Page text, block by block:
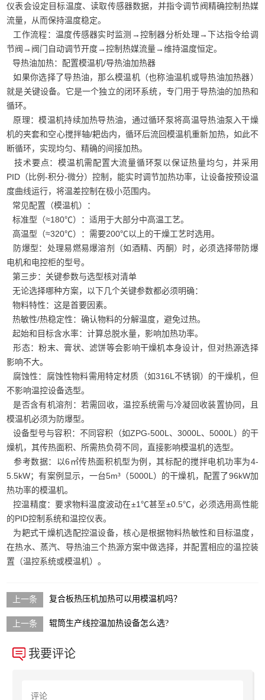
仪表会设定目标温度、读取传感器数据，并指令调节阀精确控制热媒
流量，从而保持温度稳定。
工作流程：温度传感器实时监测→控制器分析处理→下达指令给调
节阀→阀门自动调节开度→控制热媒流量→维持温度恒定。
导热油加热：配置模温机/导热油加热器
如果你选择了导热油，那么模温机（也称油温机或导热油加热器）
就是关键设备。它是一个独立的闭环系统，专门用于导热油的加热和
循环。
原理：模温机持续加热导热油，通过循环泵将高温导热油泵入干燥
机的夹套和空心搅拌轴/耙齿内，循环后流回模温机重新加热，如此不
断循环，实现均匀、精确的间接加热。
技术要点：模温机需配置大流量循环泵以保证热量均匀，并采用
PID（比例-积分-微分）控制，能实时调节加热功率，让设备按预设温
度曲线运行，将温差控制在极小范围内。
常见配置（模温机）：
标准型（≈180℃）：适用于大部分中高温工艺。
高温型（≈320℃）：需要200℃以上的干燥工艺时选用。
防爆型：处理易燃易爆溶剂（如酒精、丙酮）时，必须选择带防爆
电机和电控柜的型号。
第三步：关键参数与选型核对清单
无论选择哪种方案，以下几个关键参数都必须明确：
物料特性：这是首要因素。
热敏性/热稳定性：确认物料的分解温度，避免过热。
起始和目标含水率：计算总脱水量，影响加热功率。
形态：粉末、膏状、滤饼等会影响干燥机本身设计，但对热源选择
影响不大。
腐蚀性：腐蚀性物料需用特定材质（如316L不锈钢）的干燥机，但
不影响温控设备选型。
是否含有机溶剂：若需回收，温控系统需与冷凝回收装置协同，且
模温机必须为防爆型。
设备型号与容积：不同容积（如ZPG-500L、3000L、5000L）的干
燥机，其传热面积、所需热负荷不同，直接影响模温机的选型。
参考数据：以6㎡传热面积机型为例，其标配的搅拌电机功率为4-
5.5kW；有案例显示，一台5m³（5000L）的干燥机，配置了96kW加
热功率的模温机。
控温精度：要求物料温度波动在±1℃甚至±0.5℃，必须选用高性能
的PID控制系统和温控仪表。
为耙式干燥机选配控温设备，核心是根据物料热敏性和目标温度，
在热水、蒸汽、导热油三个热源方案中做选择，并配置相应的温控装
置（温控系统或模温机）。
复合板热压机加热可以用模温机吗？
辊筒生产线控温加热设备怎么选?
我要评论